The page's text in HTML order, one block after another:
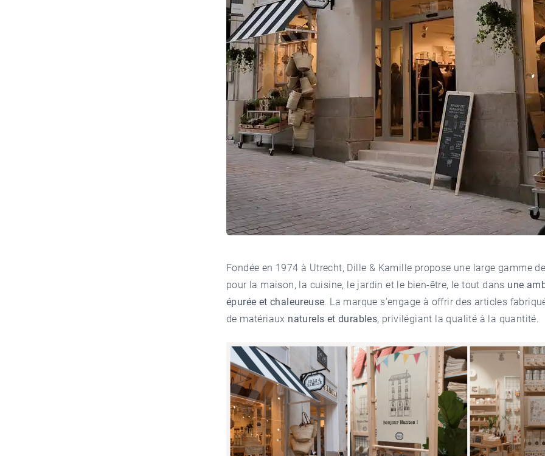
Fondée en 1974 à Utrecht, Dille & Kamille propose une large gamme
pour la maison, la cuisine, le jardin et le bien-être, le tout dans une
épurée et chaleureuse. La marque s'engage à offrir des articles
de matériaux naturels et durables, privilégiant la qualité à la quantité.